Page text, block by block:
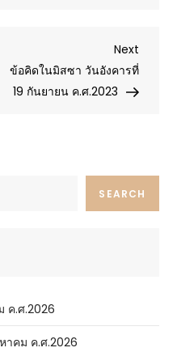
Next
Post
Next
ข้อคิดในมิสซา วันอังคารที่
19 กันยายน ค.ศ.2023
SEARCH
ค.ศ.2026
คม ค.ศ.2026